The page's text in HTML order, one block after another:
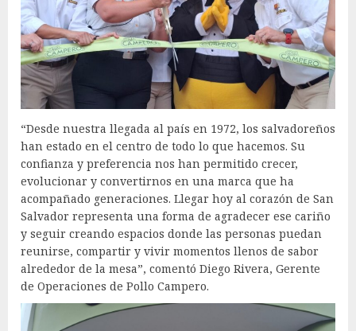
“Desde nuestra llegada al país en 1972, los salvadoreños
han estado en el centro de todo lo que hacemos. Su
confianza y preferencia nos han permitido crecer,
evolucionar y convertirnos en una marca que ha
acompañado generaciones. Llegar hoy al corazón de San
Salvador representa una forma de agradecer ese cariño
y seguir creando espacios donde las personas puedan
reunirse, compartir y vivir momentos llenos de sabor
alrededor de la mesa”, comentó Diego Rivera, Gerente
de Operaciones de Pollo Campero.